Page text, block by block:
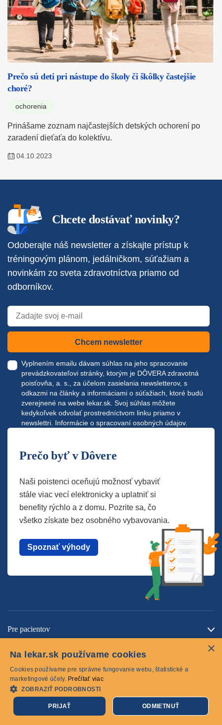
Prečo sú deti pri nástupe do školy či škôlky častejšie
choré?
ochorenia
Prinášame zoznam najčastejších detských ochorení po
zaradení dieťaťa do kolektívu.
04.10.2023
Chcete dostávať novinky?
Odoberajte náš newsletter a získajte prístup k
tréningovým plánom, jedálničkom, súťažiam a
novinkám zo sveta zdravotníctva priamo od
odborníkov.
Chcem newsletter
Vyplnením emailu dávam súhlas na jeho spracovanie
prevádzkovateľovi stránky, ktorým je DÔVERA zdravotná
poisťovňa, a. s., za účelom zasielania newsletterov, s
odkazmi na články a informáciami o súťažiach, ktoré budú
zverejnené na webe lekar.sk. Svoj súhlas môžete
kedykoľvek odvolať prostredníctvom linku priamo v
newslettri. Informácie o spracovaní osobných údajov.
Prečo byť v Dôvere
Naši poistenci oceňujú možnosť vybaviť
stále viac vecí elektronicky a uplatniť si
benefity rýchlo a z domu. Pozrite sa, čo
všetko získate bez osobného vybavovania.
Spoznať výhody
Pre pacientov
© 2026 lekar.sk Všetky práva vyhradené
Cookies
×
Na lekar.sk používame cookies
Cookies používame pre správne fungovanie webu, štatistické a
marketingové účely. Prečítať viac
ZOBRAZIŤ PODROBNOSTI
PRIJAŤ ODMIETNUŤ